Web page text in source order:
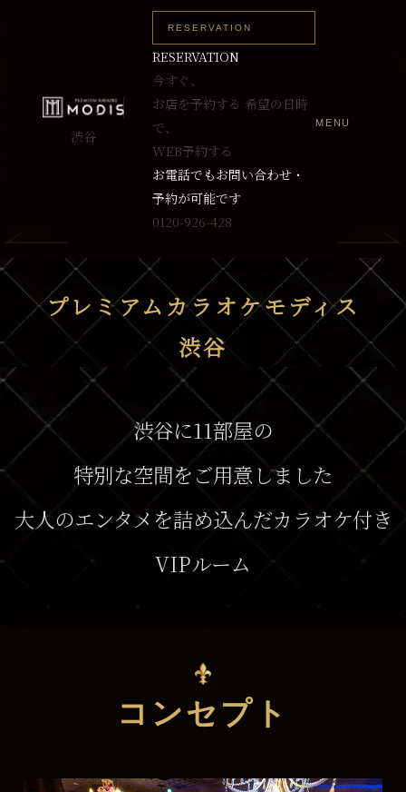
渋谷
RESERVATION
RESERVATION
今すぐ、
お店を予約する 希望の日時
で、
WEB予約する
お電話でもお問い合わせ・
予約が可能です
0120-926-428
MENU
プレミアムカラオケモディス
渋谷
渋谷に11部屋の
特別な空間をご用意しました
大人のエンタメを詰め込んだカラオケ付き
VIPルーム
コンセプト